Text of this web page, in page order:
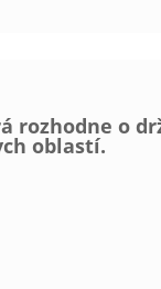
rozhodne o
oblastí.